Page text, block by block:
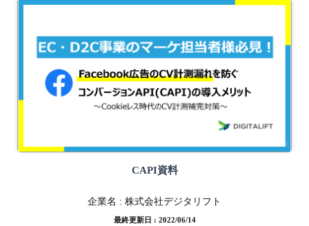
CAPI資料
企業名 : 株式会社デジタリフト
最終更新日 : 2022/06/14